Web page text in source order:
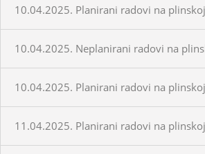
10.04.2025. Planirani radovi na
10.04.2025. Neplanirani radovi na
10.04.2025. Planirani radovi na
11.04.2025. Planirani radovi na